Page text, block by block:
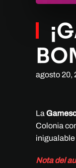
agosto 20,
La
Colonia
inigualable
Nota del